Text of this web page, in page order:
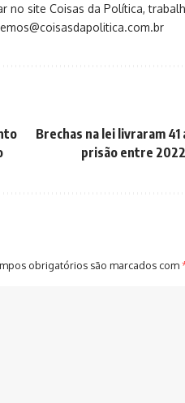
no site Coisas da Política,
Brechas na lei livraram
prisão entre
obrigatórios são marcados com